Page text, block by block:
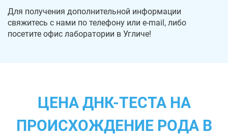
Для получения дополнительной информации
свяжитесь с нами по телефону или e-mail, либо
посетите офис лаборатории в Угличе!
ЦЕНА ДНК-ТЕСТА НА
ПРОИСХОЖДЕНИЕ РОДА В